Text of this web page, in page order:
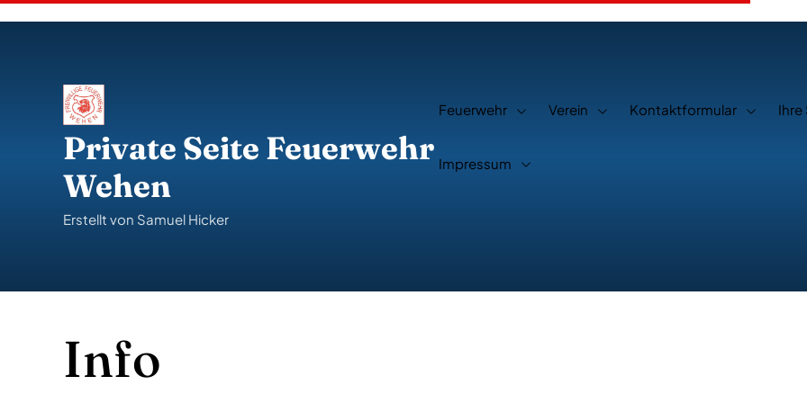
S
k
Private Seite Feuerwehr
Wehen
Erstellt von Samuel Hicker
Feuerwehr Verein Kontaktformular Ihre
Impressum
Info